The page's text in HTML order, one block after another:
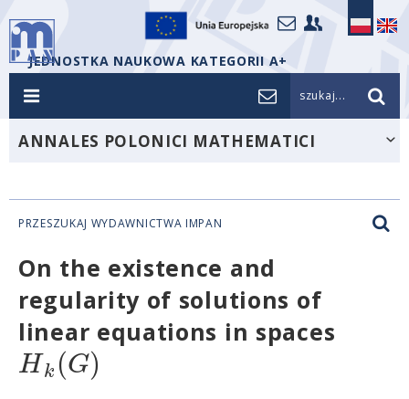
JEDNOSTKA NAUKOWA KATEGORII A+
szukaj...
ANNALES POLONICI MATHEMATICI
PRZESZUKAJ WYDAWNICTWA IMPAN
On the existence and
regularity of solutions of
linear equations in spaces
Hk(G)